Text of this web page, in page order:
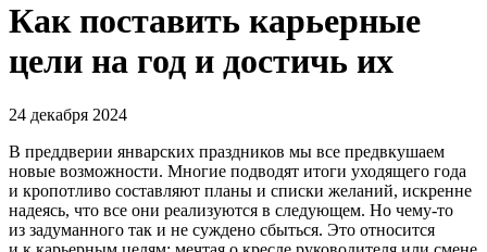
Как поставить карьерные
цели на год и достичь их
24 декабря 2024
В преддверии январских праздников мы все предвкушаем
новые возможности. Многие подводят итоги уходящего года
и кропотливо составляют планы и списки желаний, искренне
надеясь, что все они реализуются в следующем. Но чему-то
из задуманного так и не суждено сбыться. Это относится